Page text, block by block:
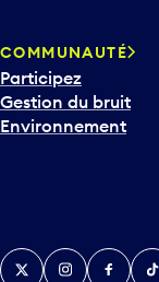
COMMUNAUTÉ
Participez
Gestion du bruit
Environnement
TwitterInstagram